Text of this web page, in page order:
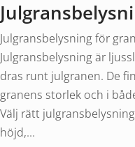
Julgransbelysning för
Julgransbelysning är
dras runt julgranen. De
granens storlek och i
Välj rätt
höjd,...